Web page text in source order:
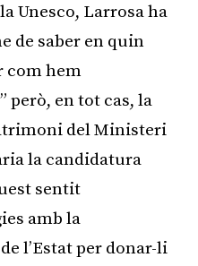
Unesco, Larrosa ha
de saber en quin
com hem
però, en tot cas, la
del Ministeri
la candidatura
sentit
amb la
l’Estat per donar-li